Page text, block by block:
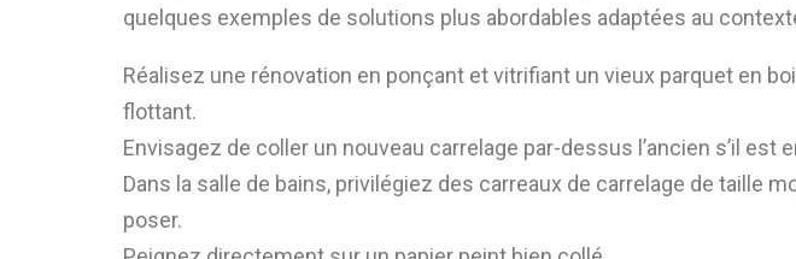
quelques exemples de solutions plus abordables adaptées au
Réalisez une rénovation en ponçant et vitrifiant un vieux parquet en
flottant.
Envisagez de coller un nouveau carrelage par-dessus l’ancien s’il est
Dans la salle de bains, privilégiez des carreaux de carrelage de taille
poser.